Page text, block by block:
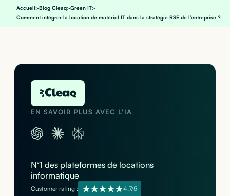
Accueil>Blog Cleaq>Green IT>
Comment intégrer la location de matériel IT dans la stratégie RSE de l’entreprise ?
EN SAVOIR PLUS AVEC L'IA
N°1 des plateformes de locations
informatique
Customer rating : 4,7/5